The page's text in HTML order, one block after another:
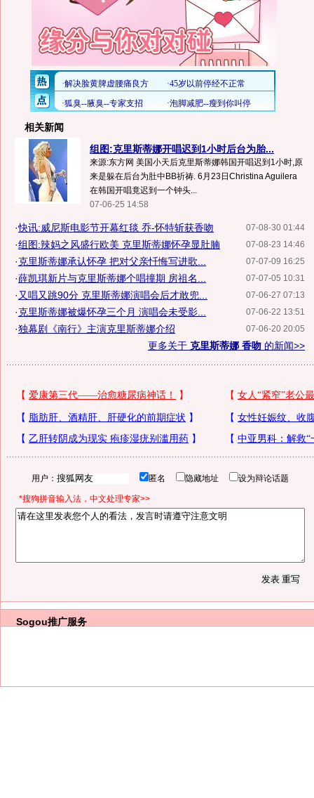
相关新闻
组图:克里斯蒂娜开唱迟到1小时后台为胎...
来源:东方网 美国小天后克里斯蒂娜韩国开唱迟到1小时,原
来是躲在后台为肚中BB祈祷. 6月23日Christina Aguilera
在韩国开唱竟迟到一个钟头...
07-06-25 14:58
07-08-30 01:44
·快讯:威尼斯电影节开幕红毯 乔-怀特斩获香吻
07-08-23 14:46
·组图:辣妈之风盛行欧美 克里斯蒂娜怀孕显肚腩
07-07-09 16:25
·克里斯蒂娜承认怀孕 把对父亲忏悔写进歌...
07-07-05 10:31
·薛凯琪新片与克里斯蒂娜个唱撞期 房祖名...
07-06-27 07:13
· 又唱又跳90分 克里斯蒂娜演唱会后才敢兜...
07-06-22 13:51
·克里斯蒂娜被爆怀孕三个月 演唱会未受影...
07-06-20 20:05
·独幕剧《南行》主演克里斯蒂娜介绍
更多关于 克里斯蒂娜 香吻 的新闻>>
用户： 匿名 隐藏地址 设为辩论话题
*搜狗拼音输入法，中文处理专家>>
Sogou推广服务